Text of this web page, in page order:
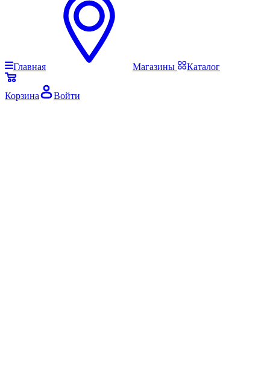
Главная Магазины Каталог
Корзина Войти